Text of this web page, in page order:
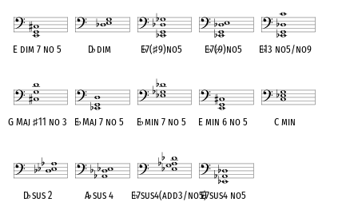
E dim 7 no 5 D♭dim E♭7(♯9)no5 E♭7(♭9)no5 E♭13 no5/no9
G Maj ♯11 no 3 E♭Maj 7 no 5 E♭min 7 no 5 E min 6 no 5 C min
D♭sus 2 A♭sus 4 E♭7sus4(add3/no5)
E♭7sus4 no5